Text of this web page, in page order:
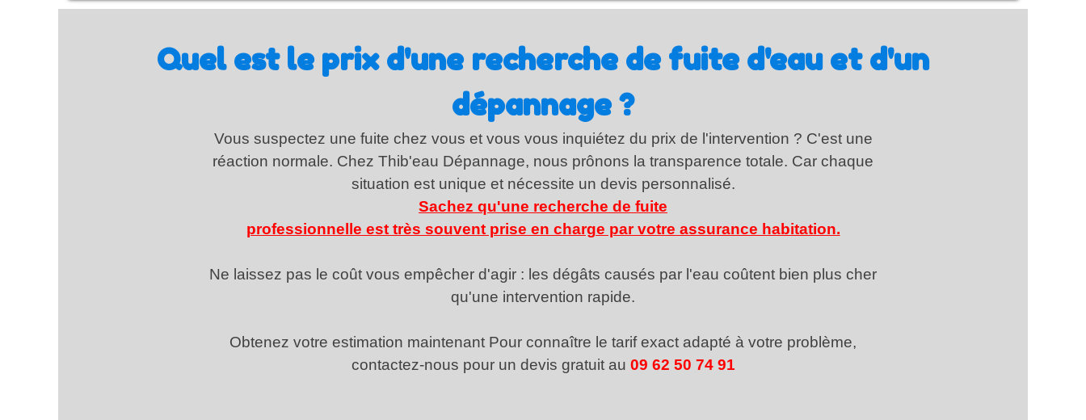
Quel est le prix d'une recherche de fuite d'eau et d'un
dépannage ?
Vous suspectez une fuite chez vous et vous vous inquiétez du prix de l'intervention ? C'est une
réaction normale. Chez Thib'eau Dépannage, nous prônons la transparence totale. Car chaque
situation est unique et nécessite un devis personnalisé.
Sachez qu'une recherche de fuite
professionnelle est très souvent prise en charge par votre assurance habitation.
Ne laissez pas le coût vous empêcher d'agir : les dégâts causés par l'eau coûtent bien plus cher
qu'une intervention rapide.
Obtenez votre estimation maintenant Pour connaître le tarif exact adapté à votre problème,
contactez-nous pour un devis gratuit au 09 62 50 74 91